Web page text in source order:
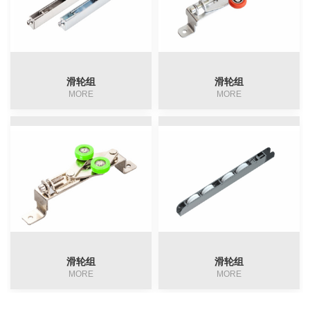
滑轮组
MORE
滑轮组
MORE
滑轮组
MORE
滑轮组
MORE